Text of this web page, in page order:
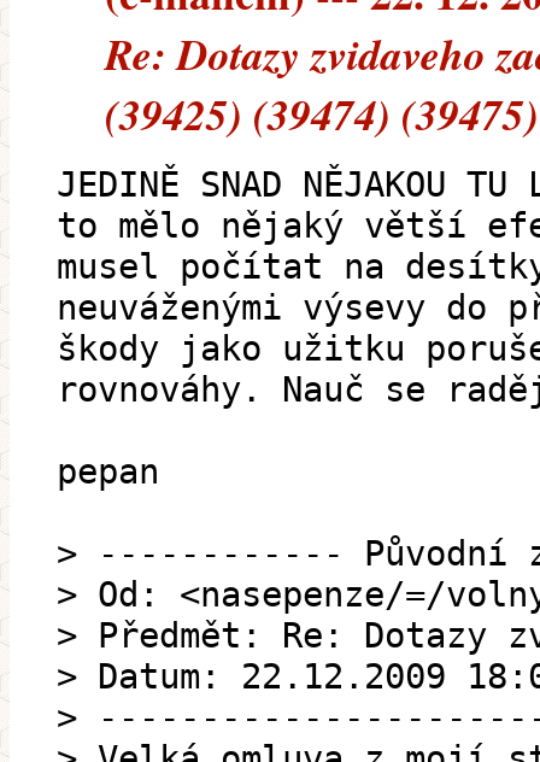
Re: Dotazy zvidaveho
(39425) (39474)
JEDINĚ SNAD NĚJAKOU
to mělo nějaký větší
musel počítat na
neuváženými výsevy do
škody jako užitku
rovnováhy. Nauč se
pepan
> ------------ Původní
> Od: <nasepenze/=/
> Předmět: Re: Dotazy
> Datum: 22.12.2009
>